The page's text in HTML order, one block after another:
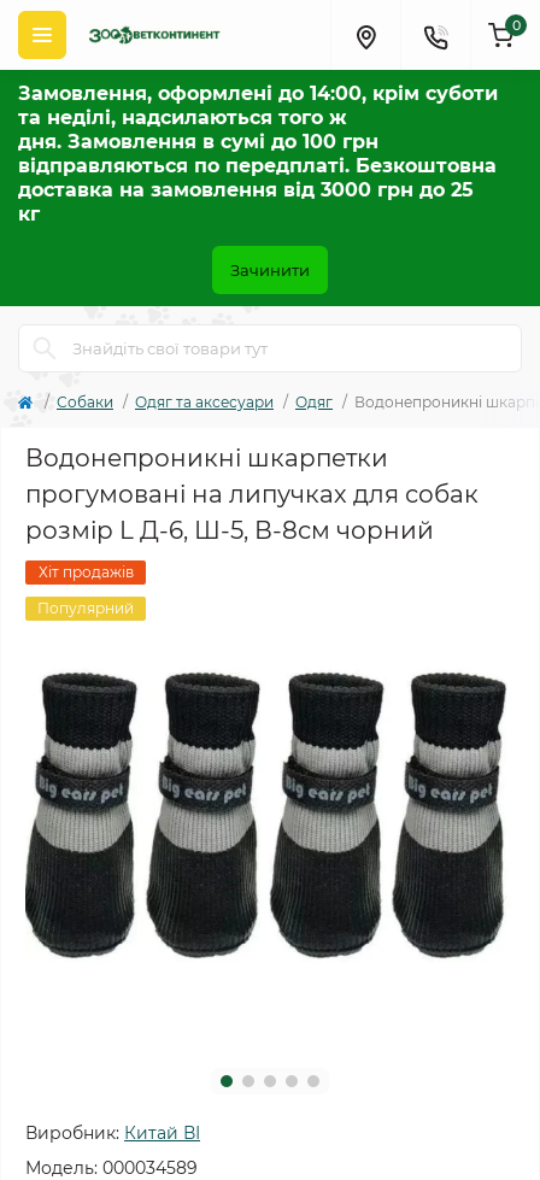
Замовлення, оформлені до 14:00, крім суботи
та неділі, надсилаються того ж
дня. Замовлення в сумі до 100 грн
відправляються по передплаті. Безкоштовна
доставка на замовлення від 3000 грн до 25
кг
Зачинити
0
Собаки Одяг та аксесуари Одяг Водонепроникні
Водонепроникні шкарпетки
прогумовані на липучках для собак
розмір L Д-6, Ш-5, В-8см чорний
Хіт продажів
Популярний
Виробник: Китай ВІ
Модель: 000034589